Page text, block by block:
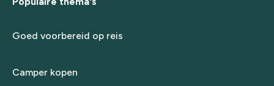
Goed voorbereid op reis
Camper kopen